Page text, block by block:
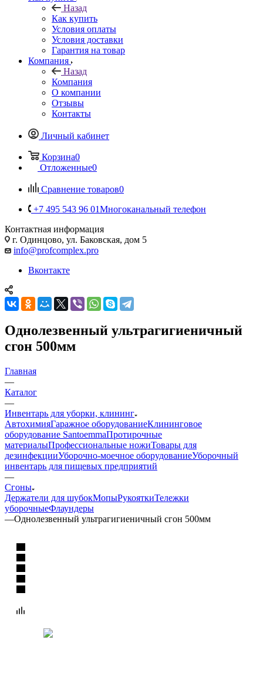
Назад
Как купить
Условия оплаты
Условия доставки
Гарантия на товар
Компания
Назад
Компания
О компании
Отзывы
Контакты
Личный кабинет
Корзина0
Отложенные0
Сравнение товаров0
+7 495 543 96 01Многоканальный телефон
Контактная информация
г. Одинцово, ул. Баковская, дом 5
info@profcomplex.pro
Вконтакте
Однолезвенный ультрагигиеничный
сгон 500мм
Главная
—
Каталог
—
Инвентарь для уборки, клининг
АвтохимияГаражное оборудованиеКлининговое
оборудование SantoemmaПротирочные
материалыПрофессиональные ножиТовары для
дезинфекцииУборочно-моечное оборудованиеУборочный
инвентарь для пищевых предприятий
—
Сгоны
Держатели для шубокМопыРукояткиТележки
уборочныеФлаундеры
—Однолезвенный ультрагигиеничный сгон 500мм